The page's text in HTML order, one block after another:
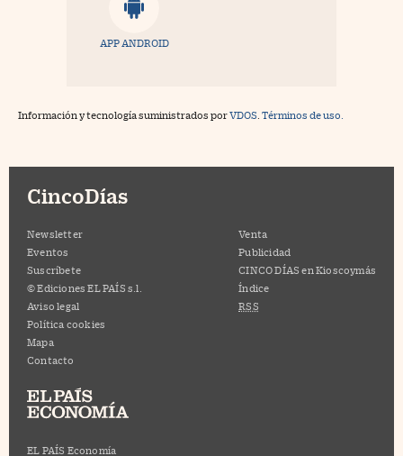
APP ANDROID
Información y tecnología suministrados porVDOS Términos de uso.
CincoDías
Newsletter
Eventos
Suscríbete
© Ediciones EL PAÍS s.l.
Aviso legal
Política cookies
Mapa
Contacto
Venta
Publicidad
CINCO DÍAS en Kioscoymás
Índice
RSS
EL PAÍS Economía